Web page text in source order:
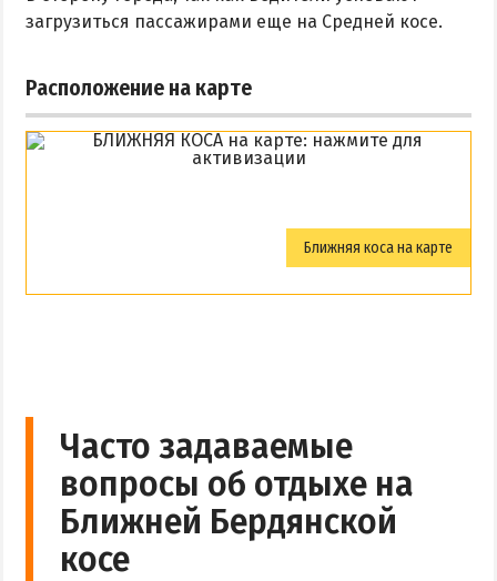
загрузиться пассажирами еще на Средней косе.
Расположение на карте
Ближняя коса на карте
Часто задаваемые
вопросы об отдыхе на
Ближней Бердянской
косе